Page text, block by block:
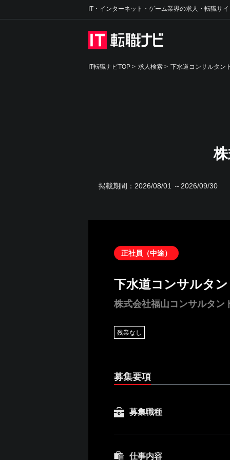
IT・インターネット・ゲーム業界の求人・転職サ
IT転職ナビTOP > 求人検索 > 下水道コンサルタン
掲載期間： 2026/08/01 ～2026/09/30
正社員（中途）
下水道コンサルタ
株式会社福山コンサルタン
残業なし
募集要項
募集職種
仕事内容